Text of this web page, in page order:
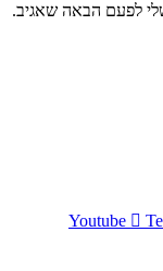
לפעם הבאה שאגיב.
Youtube